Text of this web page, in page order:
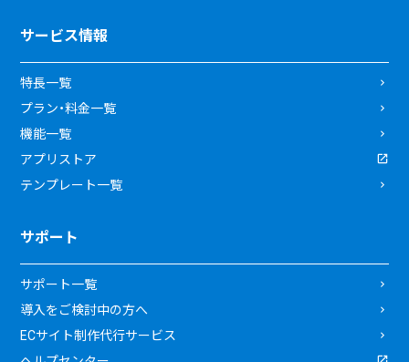
サービス情報
特長一覧
プラン・料金一覧
機能一覧
アプリストア
テンプレート一覧
サポート
サポート一覧
導入をご検討中の方へ
ECサイト制作代行サービス